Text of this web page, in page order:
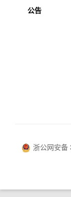
公告
浙公网安